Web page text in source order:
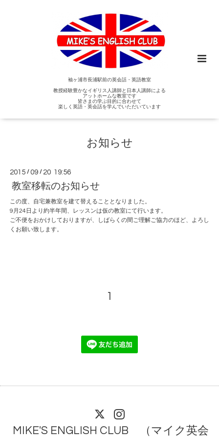
袖ヶ浦市長浦駅前の英会話・英語教室
教授経験豊かなイギリス人講師と日本人講師による
アットホームな教室です
皆さまの学ぶ目的に合わせて
楽しく英語・英会話を学んでいただいています
お知らせ
2015 /09 / 20 19:56
教室移転のお知らせ
この度、自宅兼教室を建て替えることとなりました。
9月24日より約半年間、レッスンは仮の教室にて行います。
ご不便をおかけしておりますが、しばらくの間ご理解ご協力のほど、よろし
くお願い致します。
1
MIKE'S ENGLISH CLUB （マイク英会